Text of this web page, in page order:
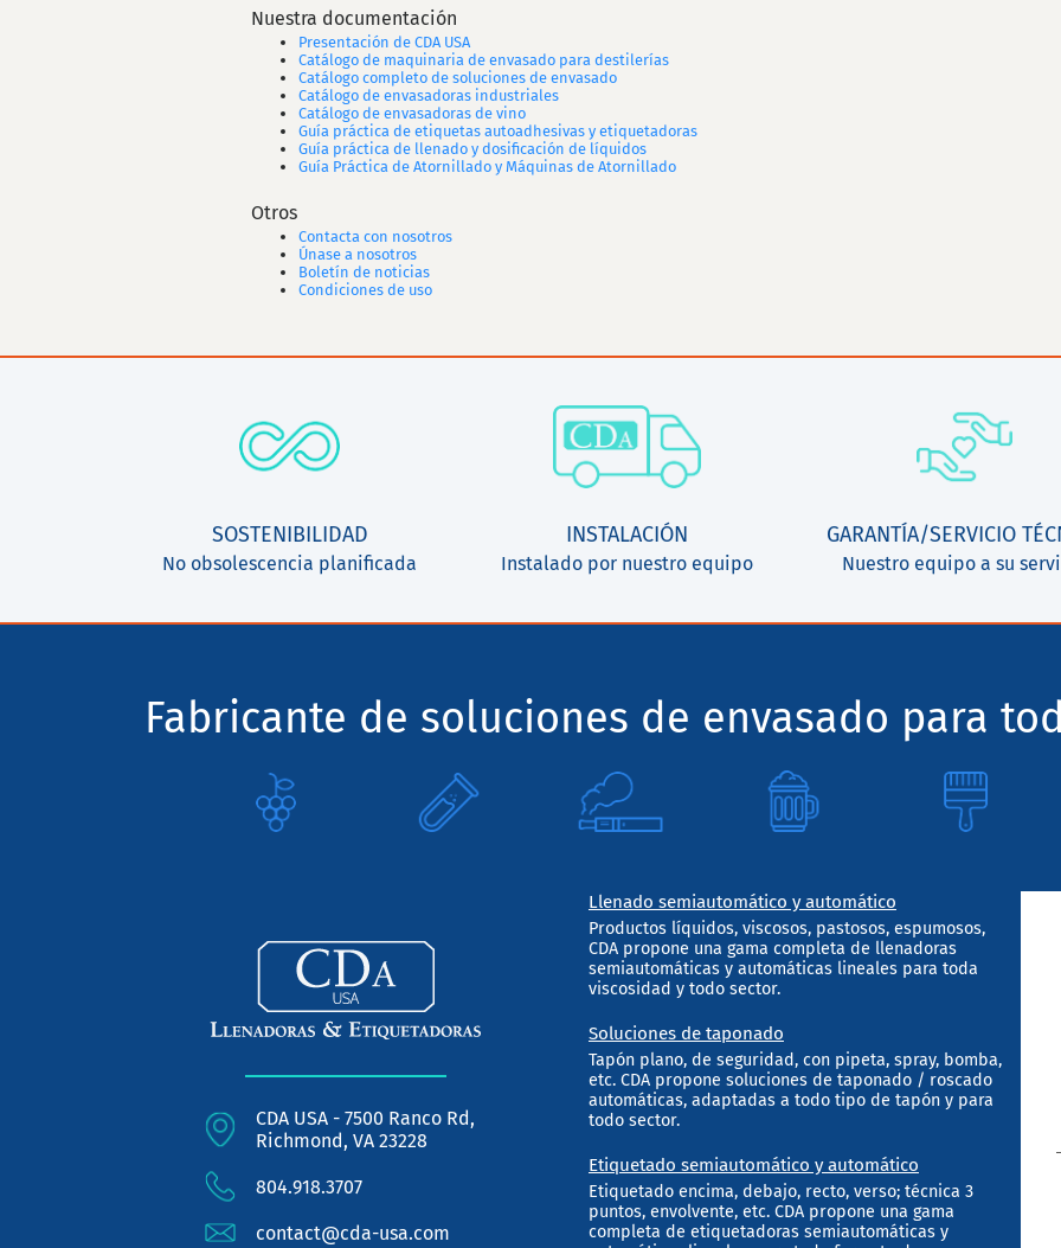
Nuestra documentación
Presentación de CDA USA
Catálogo de maquinaria de envasado para destilerías
Catálogo completo de soluciones de envasado
Catálogo de envasadoras industriales
Catálogo de envasadoras de vino
Guía práctica de etiquetas autoadhesivas y etiquetadoras
Guía práctica de llenado y dosificación de líquidos
Guía Práctica de Atornillado y Máquinas de Atornillado
Otros
Contacta con nosotros
Únase a nosotros
Boletín de noticias
Condiciones de uso
SOSTENIBILIDAD
No obsolescencia planificada
INSTALACIÓN
Instalado por nuestro equipo
GARANTÍA/SERVICIO
Nuestro equipo a su
Fabricante de soluciones de envasado para
CDA USA - 7500 Ranco Rd,
Richmond, VA 23228
804.918.3707
contact@cda-usa.com
Llenado semiautomático y automático
Productos líquidos, viscosos, pastosos, espumosos,
CDA propone una gama completa de llenadoras
semiautomáticas y automáticas lineales para toda
viscosidad y todo sector.
Soluciones de taponado
Tapón plano, de seguridad, con pipeta, spray, bomba,
etc. CDA propone soluciones de taponado / roscado
automáticas, adaptadas a todo tipo de tapón y para
todo sector.
Etiquetado semiautomático y automático
Etiquetado encima, debajo, recto, verso; técnica 3
puntos, envolvente, etc. CDA propone una gama
completa de etiquetadoras semiautomáticas y